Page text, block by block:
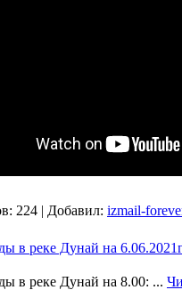
224 | Добавил: izmail-
в реке Дунай на
в реке Дунай на 8.00: ...